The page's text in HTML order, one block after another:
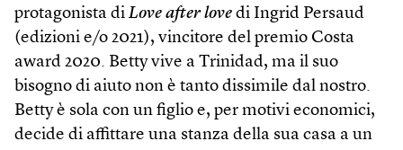
protagonista di Love after love di Ingrid Persaud
(edizioni e/o 2021), vincitore del premio Costa
award 2020. Betty vive a Trinidad, ma il suo
bisogno di aiuto non è tanto dissimile dal nostro.
Betty è sola con un figlio e, per motivi economici,
decide di affittare una stanza della sua casa a un